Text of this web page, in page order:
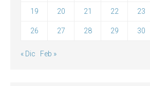
19 20 21 22 23
26 27 28 29 30
« Dic Feb »